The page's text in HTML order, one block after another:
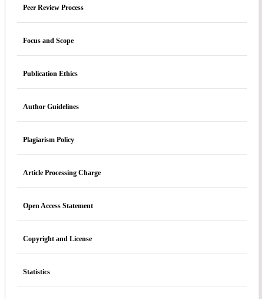
Peer Review Process
Focus and Scope
Publication Ethics
Author Guidelines
Plagiarism Policy
Article Processing Charge
Open Access Statement
Copyright and License
Statistics